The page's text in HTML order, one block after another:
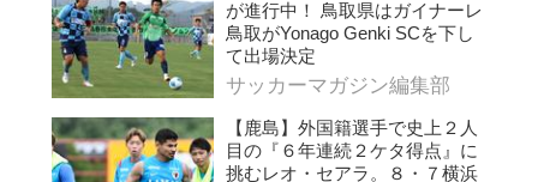
が進行中！ 鳥取県はガイナーレ
鳥取がYonago Genki SCを下し
て出場決定
サッカーマガジン編集部
【鹿島】外国籍選手で史上２人
目の『６年連続２ケタ得点』に
挑むレオ・セアラ。８・７横浜